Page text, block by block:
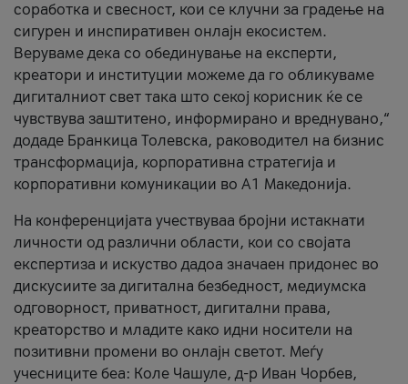
соработка и свесност, кои се клучни за градење на
сигурен и инспиративен онлајн екосистем.
Веруваме дека со обединување на експерти,
креатори и институции можеме да го обликуваме
дигиталниот свет така што секој корисник ќе се
чувствува заштитено, информирано и вреднувано,“
додаде Бранкица Толевска, раководител на бизнис
трансформација, корпоративна стратегија и
корпоративни комуникации во А1 Македонија.
На конференцијата учествуваа бројни истакнати
личности од различни области, кои со својата
експертиза и искуство дадоа значаен придонес во
дискусиите за дигитална безбедност, медиумска
одговорност, приватност, дигитални права,
креаторство и младите како идни носители на
позитивни промени во онлајн светот. Меѓу
учесниците беа: Коле Чашуле, д-р Иван Чорбев,